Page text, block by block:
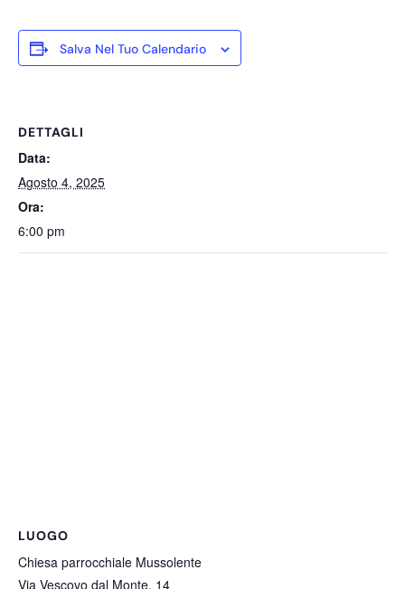
Salva Nel Tuo Calendario
DETTAGLI
Data:
Agosto 4, 2025
Ora:
6:00 pm
LUOGO
Chiesa parrocchiale Mussolente
Via Vescovo dal Monte, 14